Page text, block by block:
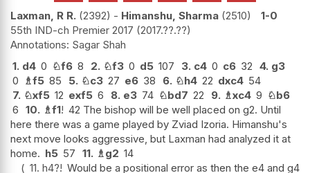
Laxman, R R. 2392 - Himanshu, Sharma 2510
1-0
55th IND-ch Premier 2017 2017.??.??
Sagar Shah
1. d4 0 ♘f6 8 2. ♘f3 0 d5 107 3. c4 0 c6 32 4. g3
0 ♗f5 85 5. ♘c3 27 e6 38 6. ♘h4 22 dxc4 54
7. ♘xf5 12 exf5 6 8. e3 74 ♘bd7 22 9. ♗xc4 9 ♘b6
6 10. ♗f1! 42 The bishop will be well placed on g2. Until
here there was a game played by Zviad Izoria. Himanshu's
next move looks aggressive, but Laxman had analyzed it at
home. h5 57 11. ♗g2 14
11. h4?! Would be a positional error as then the e4 and g4